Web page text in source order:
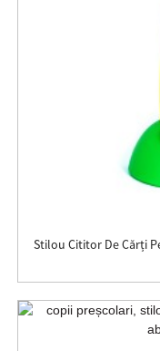
Stilou Cititor De Cărți